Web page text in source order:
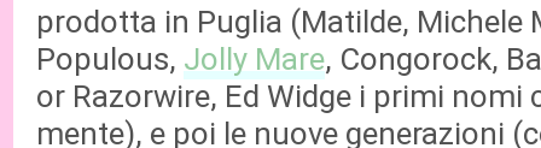
prodotta in Puglia (Matilde, Michele
Populous, Jolly Mare, Congorock,
or Razorwire, Ed Widge i primi nomi
mente), e poi le nuove generazioni